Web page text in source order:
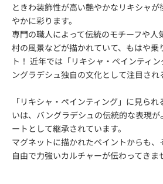
ときわ装飾性が高い艶やかなリキシャ
やかに彩ります。
専門の職人によって伝統のモチーフや人
村の風景などが描かれていて、もはや乗
ト！ 近年では「リキシャ・ペインティ
ングラデシュ独自の文化として注目され
「リキシャ・ペインティング」に見ら
いは、バングラデシュの伝統的な表現
ートとして継承されています。
マグネットに描かれたペイントからも
自由で力強いカルチャーが伝わってきま